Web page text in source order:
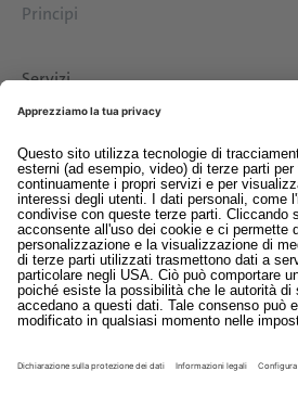
Principi
Servizi
Contatto
EDI